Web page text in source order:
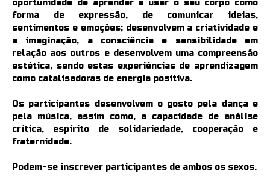
oportunidade de aprender a usar o seu corpo como
forma de expressão, de comunicar ideias,
sentimentos e emoções; desenvolvem a criatividade e
a imaginação, a consciência e sensibilidade em
relação aos outros e desenvolvem uma compreensão
estética, sendo estas experiências de aprendizagem
como catalisadoras de energia positiva.
Os participantes desenvolvem o gosto pela dança e
pela música, assim como, a capacidade de análise
crítica, espírito de solidariedade, cooperação e
fraternidade.
Podem-se inscrever participantes de ambos os sexos.